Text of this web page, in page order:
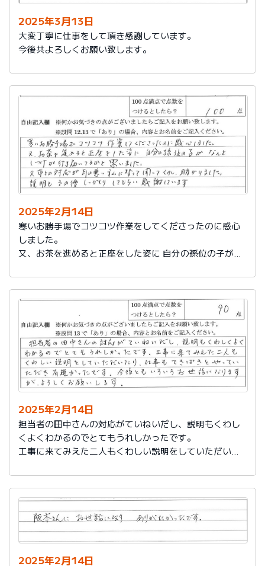
2025年3月13日
大変丁寧に仕事をして頂き感謝しています。
今後共よろしくお願い致します。
2025年2月14日
寒いお勝手場でコツコツ作業をしてくださったのに感心
しました。
又、お茶を進めると正座をした姿に 自分の孫位の子がな
又、市との対応が耳の悪い私に代わって聞いてくれ助か
りました。
説明もその後しっかりしてもらい感謝しています。
2025年2月14日
担当者の田中さんの対応がていねいだし、説明もくわし
くよくわかるのでとてもうれしかったです。
工事に来てみえた二人もくわしい説明をしていただいた
今後ともいろいろお世話になりますが、よろしくお願い
します。
2025年2月14日